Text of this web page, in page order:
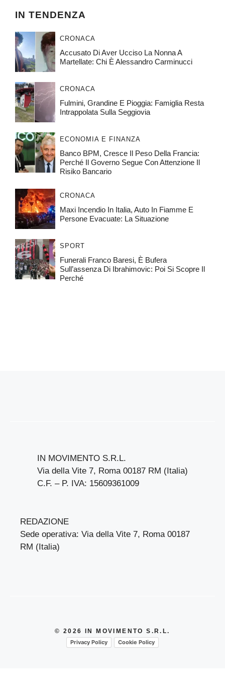
IN TENDENZA
CRONACA
Accusato Di Aver Ucciso La Nonna A
Martellate: Chi È Alessandro Carminucci
CRONACA
Fulmini, Grandine E Pioggia: Famiglia Resta
Intrappolata Sulla Seggiovia
ECONOMIA E FINANZA
Banco BPM, Cresce Il Peso Della Francia:
Perché Il Governo Segue Con Attenzione Il
Risiko Bancario
CRONACA
Maxi Incendio In Italia, Auto In Fiamme E
Persone Evacuate: La Situazione
SPORT
Funerali Franco Baresi, È Bufera
Sull’assenza Di Ibrahimovic: Poi Si Scopre Il
Perché
IN MOVIMENTO S.R.L.
Via della Vite 7, Roma 00187 RM (Italia)
C.F. – P. IVA: 15609361009
REDAZIONE
Sede operativa: Via della Vite 7, Roma 00187
RM (Italia)
© 2026 IN MOVIMENTO S.R.L.
Privacy Policy
Cookie Policy